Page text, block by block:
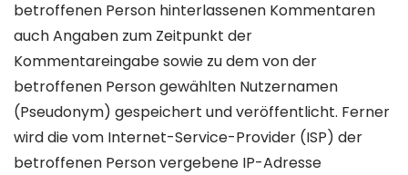
betroffenen Person hinterlassenen Kommentaren
auch Angaben zum Zeitpunkt der
Kommentareingabe sowie zu dem von der
betroffenen Person gewählten Nutzernamen
(Pseudonym) gespeichert und veröffentlicht. Ferner
wird die vom Internet-Service-Provider (ISP) der
betroffenen Person vergebene IP-Adresse